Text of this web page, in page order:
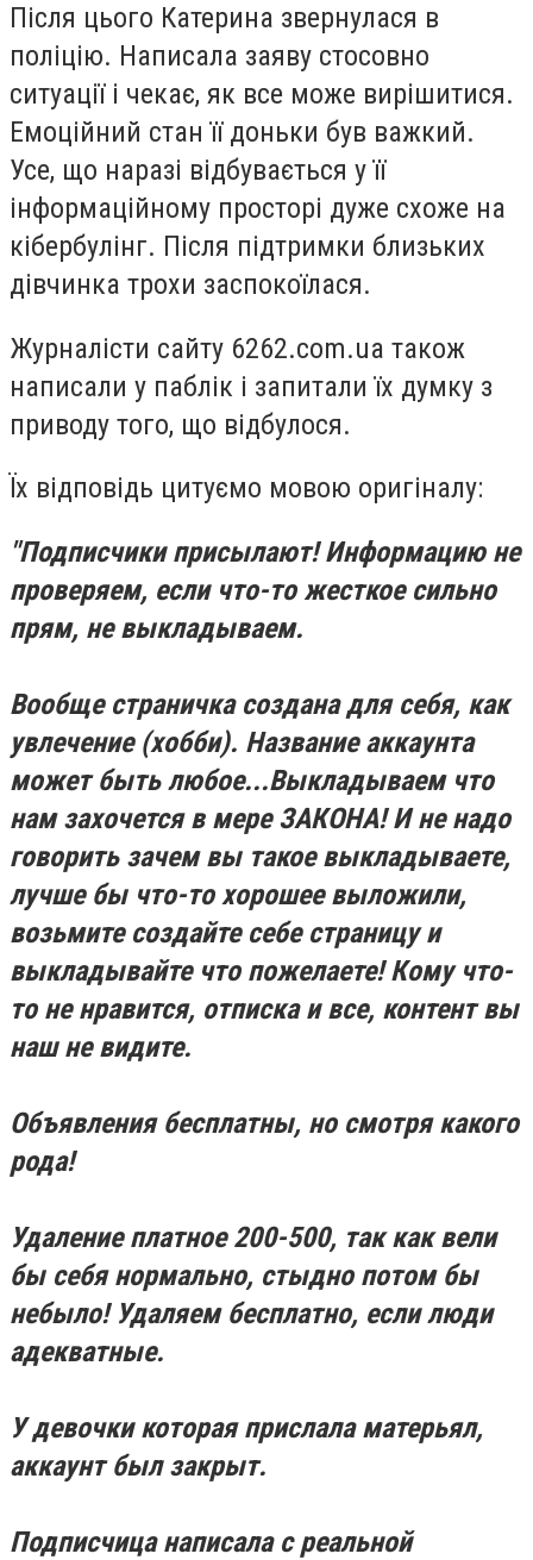
Після цього Катерина звернулася в
поліцію. Написала заяву стосовно
ситуації і чекає, як все може вирішитися.
Емоційний стан її доньки був важкий.
Усе, що наразі відбувається у її
інформаційному просторі дуже схоже на
кібербулінг. Після підтримки близьких
дівчинка трохи заспокоїлася.
Журналісти сайту 6262.com.ua також
написали у паблік і запитали їх думку з
приводу того, що відбулося.
Їх відповідь цитуємо мовою оригіналу:
"Подписчики присылают! Информацию не
проверяем, если что-то жесткое сильно
прям, не выкладываем.
Вообще страничка создана для себя, как
увлечение (хобби). Название аккаунта
может быть любое...Выкладываем что
нам захочется в мере ЗАКОНА! И не надо
говорить зачем вы такое выкладываете,
лучше бы что-то хорошее выложили,
возьмите создайте себе страницу и
выкладывайте что пожелаете! Кому что-
то не нравится, отписка и все, контент вы
наш не видите.
Объявления бесплатны, но смотря какого
рода!
Удаление платное 200-500, так как вели
бы себя нормально, стыдно потом бы
небыло! Удаляем бесплатно, если люди
адекватные.
У девочки которая прислала матерьял,
аккаунт был закрыт.
Подписчица написала с реальной